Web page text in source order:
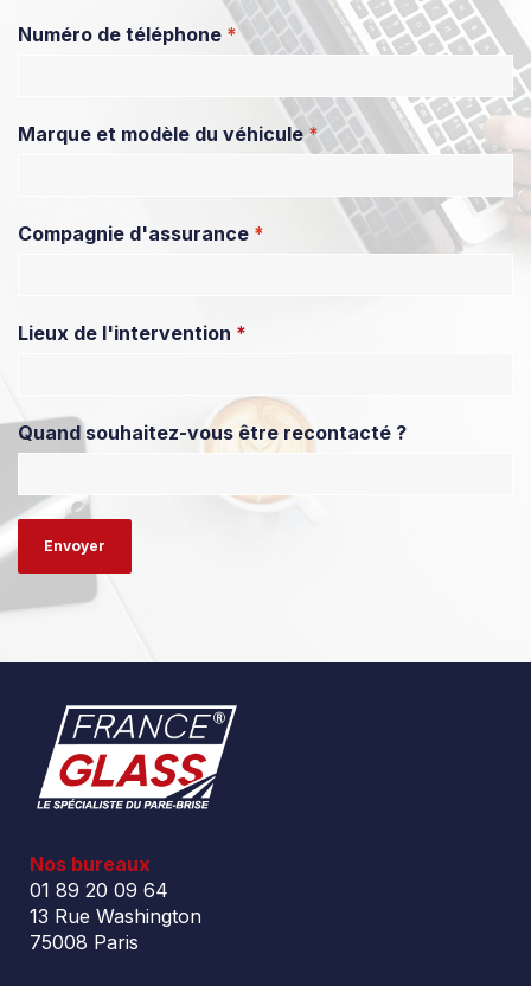
Numéro de téléphone *
Marque et modèle du véhicule *
Compagnie d'assurance *
Lieux de l'intervention *
Quand souhaitez-vous être recontacté ?
Nos bureaux
01 89 20 09 64
13 Rue Washington
75008 Paris